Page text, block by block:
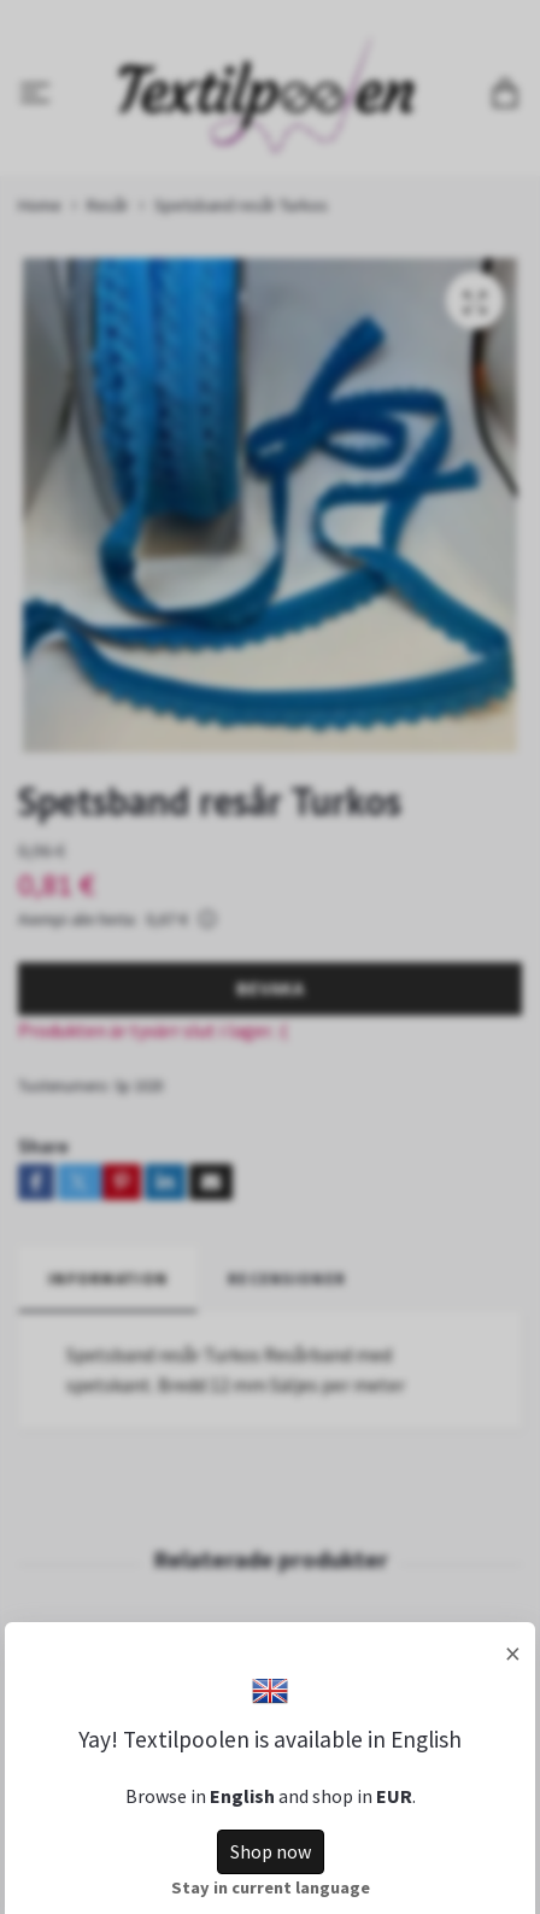
Home Resår Spetsband resår Turkos
Spetsband resår Turkos
0,96 €
0,81 €
Aiempi alin hinta: 0,67 €
BEVAKA
Produkten är tyvärr slut i lager. :(
Tuotenumero: Sp 1020
Share
INFORMATION RECENSIONER
Spetsband resår Turkos Resårband med
spetskant. Bredd 12 mm Säljes per meter
×
Yay! Textilpoolen is available in English
Browse in English and shop in EUR.
Shop now
Stay in current language